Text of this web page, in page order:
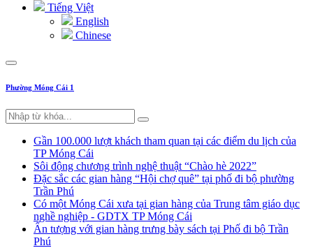
Tiếng Việt
English
Chinese
Phường Móng Cái 1
Gần 100.000 lượt khách tham quan tại các điểm du lịch của
TP Móng Cái
Sôi động chương trình nghệ thuật “Chào hè 2022”
Đặc sắc các gian hàng “Hội chợ quê” tại phố đi bộ phường
Trần Phú
Có một Móng Cái xưa tại gian hàng của Trung tâm giáo dục
nghề nghiệp - GDTX TP Móng Cái
Ấn tượng với gian hàng trưng bày sách tại Phố đi bộ Trần
Phú